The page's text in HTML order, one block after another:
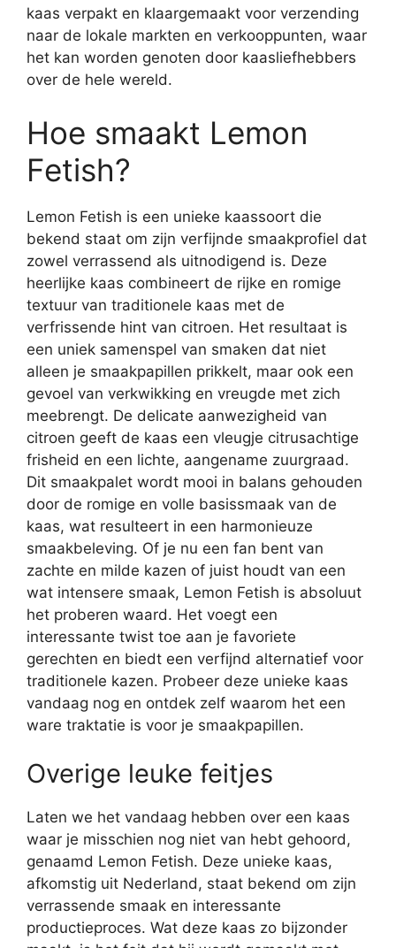
kaas verpakt en klaargemaakt voor verzending
naar de lokale markten en verkooppunten, waar
het kan worden genoten door kaasliefhebbers
over de hele wereld.
Hoe smaakt Lemon
Fetish?
Lemon Fetish is een unieke kaassoort die
bekend staat om zijn verfijnde smaakprofiel dat
zowel verrassend als uitnodigend is. Deze
heerlijke kaas combineert de rijke en romige
textuur van traditionele kaas met de
verfrissende hint van citroen. Het resultaat is
een uniek samenspel van smaken dat niet
alleen je smaakpapillen prikkelt, maar ook een
gevoel van verkwikking en vreugde met zich
meebrengt. De delicate aanwezigheid van
citroen geeft de kaas een vleugje citrusachtige
frisheid en een lichte, aangename zuurgraad.
Dit smaakpalet wordt mooi in balans gehouden
door de romige en volle basissmaak van de
kaas, wat resulteert in een harmonieuze
smaakbeleving. Of je nu een fan bent van
zachte en milde kazen of juist houdt van een
wat intensere smaak, Lemon Fetish is absoluut
het proberen waard. Het voegt een
interessante twist toe aan je favoriete
gerechten en biedt een verfijnd alternatief voor
traditionele kazen. Probeer deze unieke kaas
vandaag nog en ontdek zelf waarom het een
ware traktatie is voor je smaakpapillen.
Overige leuke feitjes
Laten we het vandaag hebben over een kaas
waar je misschien nog niet van hebt gehoord,
genaamd Lemon Fetish. Deze unieke kaas,
afkomstig uit Nederland, staat bekend om zijn
verrassende smaak en interessante
productieproces. Wat deze kaas zo bijzonder